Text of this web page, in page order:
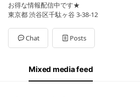
お得な情報配信中です★
東京都 渋谷区千駄ヶ谷 3-38-12
Chat Posts
Mixed media feed